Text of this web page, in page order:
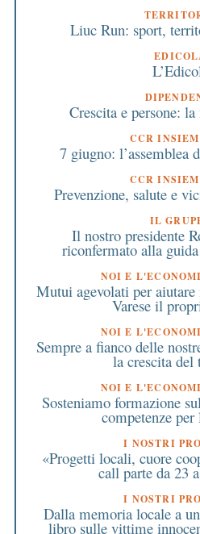
Liuc Run: sport,
Crescita e persone:
CCR
7 giugno: l’assemblea
CCR
Prevenzione, salute e
IL
Il nostro presidente
riconfermato alla
NOI E
Mutui agevolati per
Varese il
NOI E
Sempre a fianco delle
la crescita
NOI E
Sosteniamo formazione
competenze
I NOSTRI
«Progetti locali, cuore
call parte da 23
I NOSTRI
Dalla memoria locale a
libro sulle vittime